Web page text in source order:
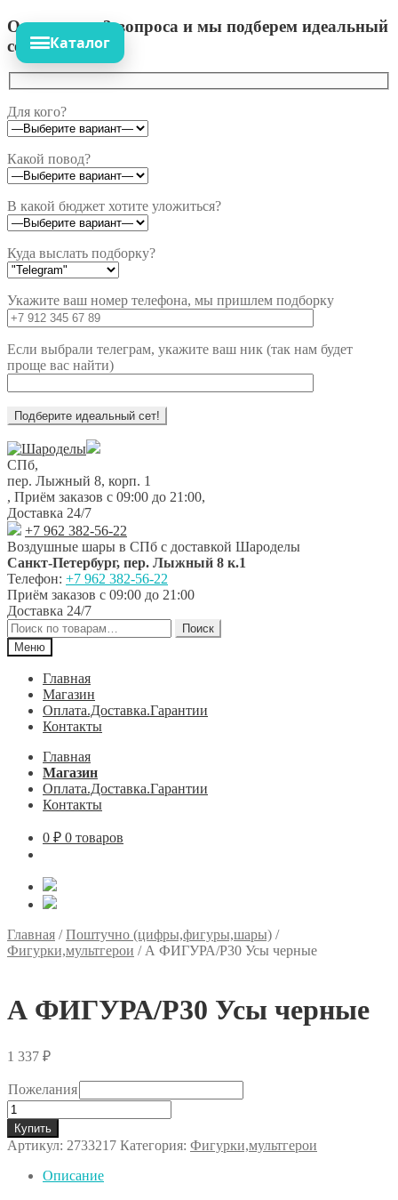
Ответьте на 3 вопроса и мы подберем идеальный
сет!
Для кого?
Какой повод?
В какой бюджет хотите уложиться?
Куда выслать подборку?
Укажите ваш номер телефона, мы пришлем подборку
Если выбрали телеграм, укажите ваш ник (так нам будет
проще вас найти)
Перейти
к
навигации
Перейти
к
содержимому
СПб,
пер. Лыжный 8, корп. 1
, Приём заказов с 09:00 до 21:00,
Доставка 24/7
+7 962 382-56-22
Воздушные шары в СПб с доставкой Шароделы
Санкт-Петербург, пер. Лыжный 8 к.1
Телефон: +7 962 382-56-22
Приём заказов с 09:00 до 21:00
Доставка 24/7
Искать:
Поиск
Меню
Главная
Магазин
Оплата.Доставка.Гарантии
Контакты
Главная
Магазин
Оплата.Доставка.Гарантии
Контакты
0 ₽ 0 товаров
Каталог
Главная /Поштучно (цифры,фигуры,шары) /
Фигурки,мультгерои / А ФИГУРА/P30 Усы черные
А ФИГУРА/P30 Усы черные
1 337 ₽
Пожелания
Количество
товара
А
ФИГУРА/P30
Усы
черные
Купить
Артикул: 2733217 Категория: Фигурки,мультгерои
Описание